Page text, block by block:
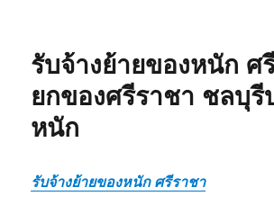
รับจ้างย้ายของหนัก ศ
ยกของศรีราชา ชลบุรี
หนัก
รับจ้างย้ายของหนัก ศรีราชา